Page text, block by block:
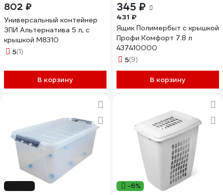
802 ₽
Универсальный контейнер
ЗПИ Альтернатива 5 л, с
крышкой М8310
5(1)
В корзину
345 ₽
431 ₽
Ящик Полимербыт с крышкой
Профи Комфорт 7.8 л
437410000
5(9)
В корзину
-6%